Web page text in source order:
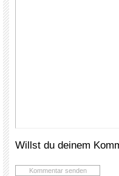
Willst du deinem